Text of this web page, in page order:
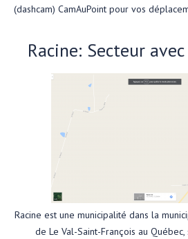
(dashcam) CamAuPoint pour vos
Racine: Secteur
Racine est une municipalité dans la
de Le Val-Saint-François au